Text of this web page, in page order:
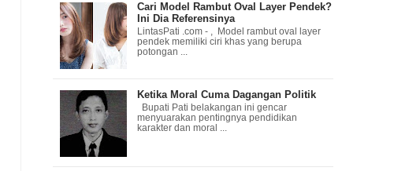
Cari Model Rambut Oval Layer Pendek?
Ini Dia Referensinya
LintasPati .com - , Model rambut oval layer
pendek memiliki ciri khas yang berupa
potongan ...
Ketika Moral Cuma Dagangan Politik
Bupati Pati belakangan ini gencar
menyuarakan pentingnya pendidikan
karakter dan moral ...